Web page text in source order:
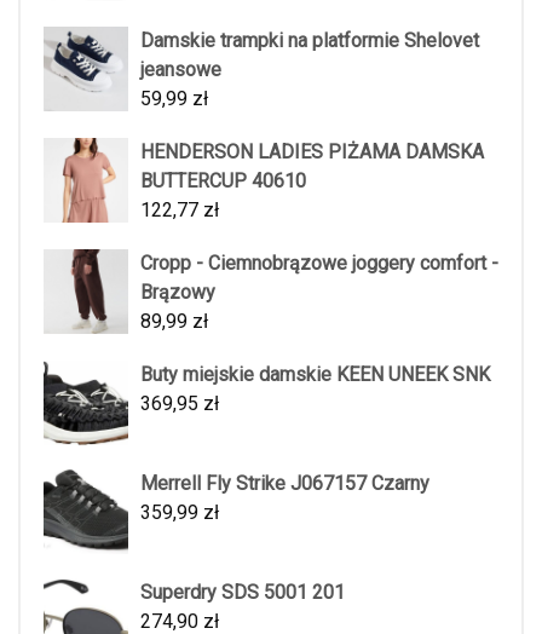
Damskie trampki na platformie Shelovet
jeansowe
59,99 zł
HENDERSON LADIES PIŻAMA DAMSKA
BUTTERCUP 40610
122,77 zł
Cropp - Ciemnobrązowe joggery comfort -
Brązowy
89,99 zł
Buty miejskie damskie KEEN UNEEK SNK
369,95 zł
Merrell Fly Strike J067157 Czarny
359,99 zł
Superdry SDS 5001 201
274,90 zł